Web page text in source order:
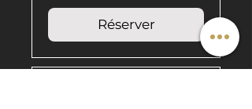
Réserver